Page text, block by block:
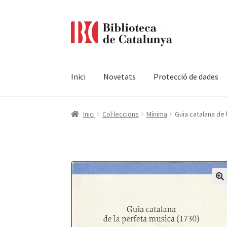
Inici Novetats Protecció de dades
Pàgina d'inici Accessibilitat Cistella El meu
Inici Col·leccions Mínima Guia catalana